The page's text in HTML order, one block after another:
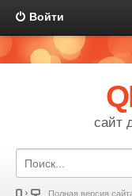
Войти
сайт
Полная версия